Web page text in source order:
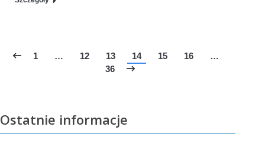
1 … 12 13 14 15 16
…
36
Ostatnie informacje